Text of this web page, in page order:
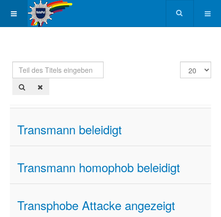
Teil
des
Titels
Anzeige
#
Transmann beleidigt
Transmann homophob beleidigt
Transphobe Attacke angezeigt